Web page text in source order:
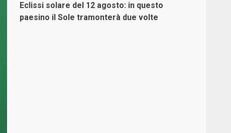
Eclissi solare del 12 agosto: in questo
paesino il Sole tramonterà due volte